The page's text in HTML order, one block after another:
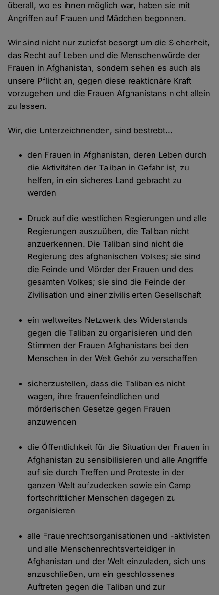
überall, wo es ihnen möglich war, haben sie mit
Angriffen auf Frauen und Mädchen begonnen.
Wir sind nicht nur zutiefst besorgt um die Sicherheit,
das Recht auf Leben und die Menschenwürde der
Frauen in Afghanistan, sondern sehen es auch als
unsere Pflicht an, gegen diese reaktionäre Kraft
vorzugehen und die Frauen Afghanistans nicht allein
zu lassen.
Wir, die Unterzeichnenden, sind bestrebt...
den Frauen in Afghanistan, deren Leben durch
die Aktivitäten der Taliban in Gefahr ist, zu
helfen, in ein sicheres Land gebracht zu
werden
Druck auf die westlichen Regierungen und alle
Regierungen auszuüben, die Taliban nicht
anzuerkennen. Die Taliban sind nicht die
Regierung des afghanischen Volkes; sie sind
die Feinde und Mörder der Frauen und des
gesamten Volkes; sie sind die Feinde der
Zivilisation und einer zivilisierten Gesellschaft
ein weltweites Netzwerk des Widerstands
gegen die Taliban zu organisieren und den
Stimmen der Frauen Afghanistans bei den
Menschen in der Welt Gehör zu verschaffen
sicherzustellen, dass die Taliban es nicht
wagen, ihre frauenfeindlichen und
mörderischen Gesetze gegen Frauen
anzuwenden
die Öffentlichkeit für die Situation der Frauen in
Afghanistan zu sensibilisieren und alle Angriffe
auf sie durch Treffen und Proteste in der
ganzen Welt aufzudecken sowie ein Camp
fortschrittlicher Menschen dagegen zu
organisieren
alle Frauenrechtsorganisationen und -aktivisten
und alle Menschenrechtsverteidiger in
Afghanistan und der Welt einzuladen, sich uns
anzuschließen, um ein geschlossenes
Auftreten gegen die Taliban und zur